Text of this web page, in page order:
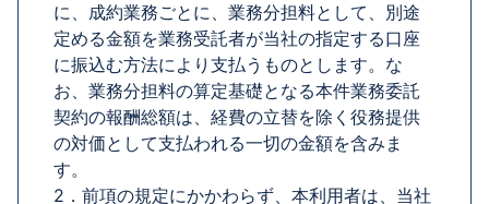
に、成約業務ごとに、業務分担料として、別途
定める金額を業務受託者が当社の指定する口座
に振込む方法により支払うものとします。な
お、業務分担料の算定基礎となる本件業務委託
契約の報酬総額は、経費の立替を除く役務提供
の対価として支払われる一切の金額を含みま
す。
2．前項の規定にかかわらず、本利用者は、当社